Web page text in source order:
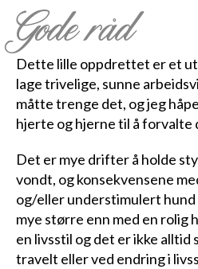
Gode råd
Dette lille oppdrettet er et
lage trivelige, sunne
måtte trenge det, og jeg
hjerte og hjerne til å forvalte
Det er mye drifter å holde
vondt, og konsekvensene
og/eller understimulert
mye større enn med en rolig
en livsstil og det er ikke alltid
travelt eller ved endring i